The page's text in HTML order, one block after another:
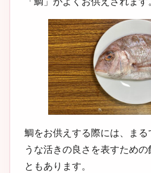
鯛をお供えする際には、ま
うな活きの良さを表すため
ともあります。